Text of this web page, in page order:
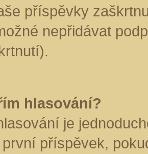
příspěvky
nepřidávat
hlasování?
je
příspěvek,